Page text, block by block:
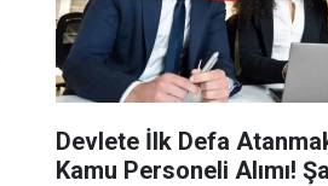
Devlete İlk Defa
Kamu Personeli Alımı!